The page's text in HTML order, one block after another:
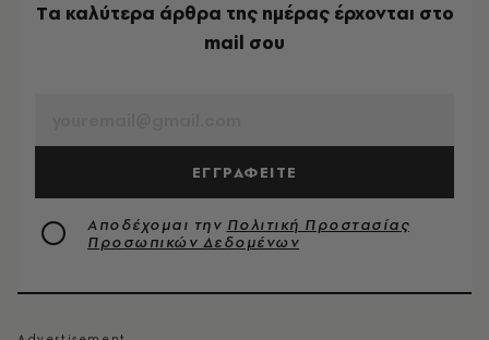
Tα καλύτερα άρθρα της ημέρας έρχονται στο
mail σου
ΕΓΓΡΑΦΕΙΤΕ
Αποδέχομαι την Πολιτική Προστασίας
Προσωπικών Δεδομένων